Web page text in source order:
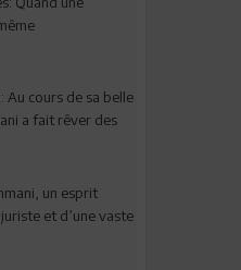
Au cours de sa belle
a fait rêver des
un esprit
et d’une vaste